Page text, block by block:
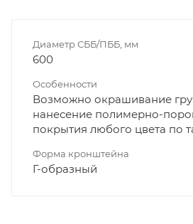
Диаметр СББ/ПББ, мм
600
Особенности
Возможно окрашивание
нанесение полимерно-
покрытия любого цвета по
Форма кронштейна
Г-образный